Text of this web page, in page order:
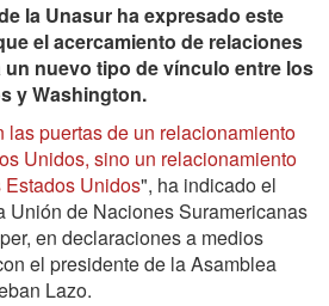
la Unasur ha expresado este
el acercamiento de relaciones
un nuevo tipo de vínculo entre los
y Washington.
las puertas de un relacionamiento
Unidos, sino un relacionamiento
Unidos", ha indicado el
Unión de Naciones Suramericanas
en declaraciones a medios
el presidente de la Asamblea
Lazo.